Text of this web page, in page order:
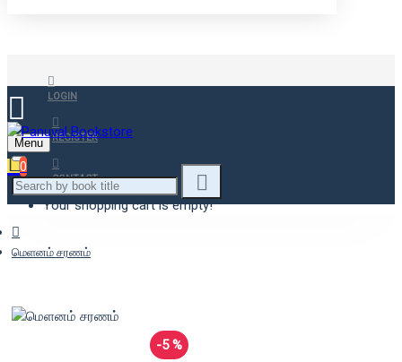
LOGIN
REGISTER
CONTACT
Menu
0
Your shopping cart is empty!
மெளனம் சரணம்
-5 %